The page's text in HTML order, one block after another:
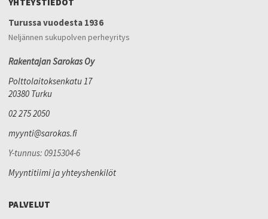
Turussa vuodesta 1936
Neljännen sukupolven perheyritys
Rakentajan Sarokas Oy
Polttolaitoksenkatu 17
20380 Turku
02 275 2050
myynti@sarokas.fi
Y-tunnus: 0915304-6
Myyntitiimi ja yhteyshenkilöt
PALVELUT